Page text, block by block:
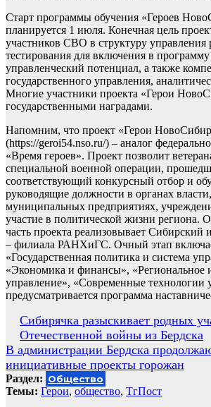
Старт программы обучения «Героев
планируется 1 июля. Конечная цель
участников СВО в структуру управления
тестирования для включения в
управленческий потенциал, а также
государственного управления,
Многие участники проекта «Герои
государственными наградами.
Напомним, что проект «Герои
(https://geroi54.nso.ru/) – аналог
«Время героев». Проект позволит
специальной военной операции,
соответствующий конкурсный отбор и
руководящие должности в органах
муниципальных предприятиях,
участие в политической жизни региона.
часть проекта реализовывает Сибирский
– филиала РАНХиГС. Очный этап
«Государственная политика и система
«Экономика и финансы», «Региональное
управление», «Современные технологии
предусматривается программа
Навигация
по
записям
Сибирячка разыскивает родных
Отечественной войны из Бердска
В администрации Бердска
инициативные проекты горожан
Раздел: Общество
Темы: Герои, общество, ТгПост